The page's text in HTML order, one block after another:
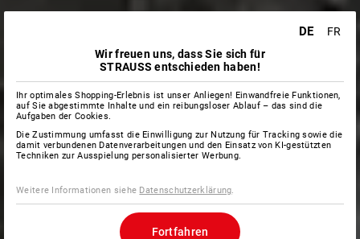
DE
FR
Wir freuen uns, dass Sie sich für
STRAUSS entschieden haben!
Ihr optimales Shopping-Erlebnis ist unser Anliegen! Einwandfreie Funktionen,
auf Sie abgestimmte Inhalte und ein reibungsloser Ablauf – das sind die
Aufgaben der Cookies.
Die Zustimmung umfasst die Einwilligung zur Nutzung für Tracking sowie die
damit verbundenen Datenverarbeitungen und den Einsatz von KI-gestützten
Techniken zur Ausspielung personalisierter Werbung.
Weitere Informationen siehe Datenschutzerklärung.
Fortfahren